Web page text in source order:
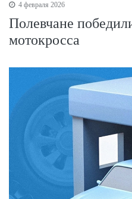
4 февраля 2026
Полевчане
мотокросса